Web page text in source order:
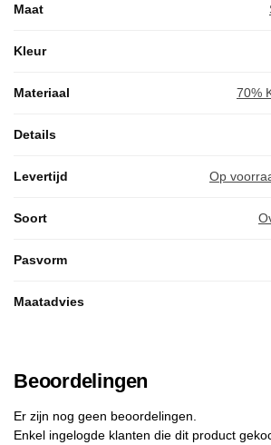
Maat
Kleur
Materiaal 70%
Details
Levertijd Op
Soort
Pasvorm
Maatadvies
Beoordelingen
Er zijn nog geen beoordelingen.
Enkel ingelogde klanten die dit product